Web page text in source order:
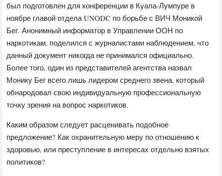
был подготовлен для конференции в Куала-Лумпуре в
ноябре главой отдела UNODC по борьбе с ВИЧ Моникой
Бег. Анонимный информатор в Управлении ООН по
наркотикам, поделился с журналистами наблюдением, что
данный документ никогда не принимался официально.
Более того, один из представителей агентства назвал
Монику Бег всего лишь лидером среднего звена, который
обнародовал свою индивидуальную профессиональную
точку зрения на вопрос наркотиков.
Каким образом следует расценивать подобное
предложение? Как охранительную меру по отношению к
здоровью, или преступление в интересах отдельно взятых
политиков?